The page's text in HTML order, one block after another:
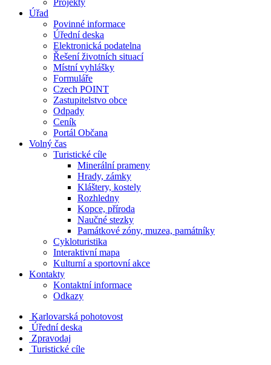
Projekty
Úřad
Povinné informace
Úřední deska
Elektronická podatelna
Řešení životních situací
Místní vyhlášky
Formuláře
Czech POINT
Zastupitelstvo obce
Odpady
Ceník
Portál Občana
Volný čas
Turistické cíle
Minerální prameny
Hrady, zámky
Kláštery, kostely
Rozhledny
Kopce, příroda
Naučné stezky
Památkové zóny, muzea, památníky
Cykloturistika
Interaktivní mapa
Kulturní a sportovní akce
Kontakty
Kontaktní informace
Odkazy
Karlovarská pohotovost
Úřední deska
Zpravodaj
Turistické cíle